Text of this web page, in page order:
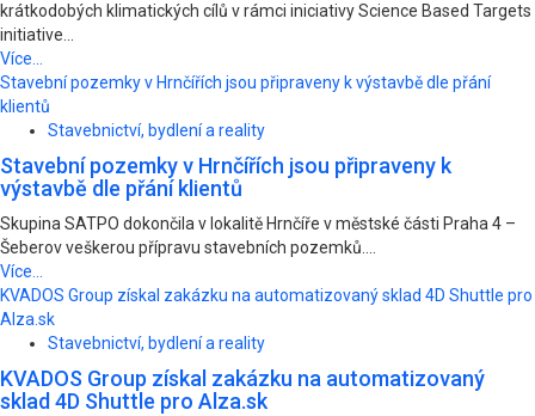
krátkodobých klimatických cílů v rámci iniciativy Science Based Targets
initiative...
Více...
Stavební pozemky v Hrnčířích jsou připraveny k výstavbě dle přání
klientů
Stavebnictví, bydlení a reality
Stavební pozemky v Hrnčířích jsou připraveny k
výstavbě dle přání klientů
Skupina SATPO dokončila v lokalitě Hrnčíře v městské části Praha 4 –
Šeberov veškerou přípravu stavebních pozemků....
Více...
KVADOS Group získal zakázku na automatizovaný sklad 4D Shuttle pro
Alza.sk
Stavebnictví, bydlení a reality
KVADOS Group získal zakázku na automatizovaný
sklad 4D Shuttle pro Alza.sk